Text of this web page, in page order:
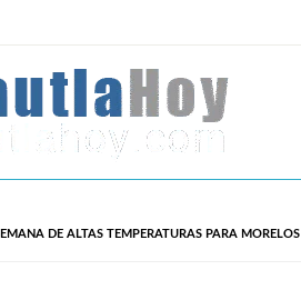
DE ALTAS TEMPERATURAS PARA MORELOS